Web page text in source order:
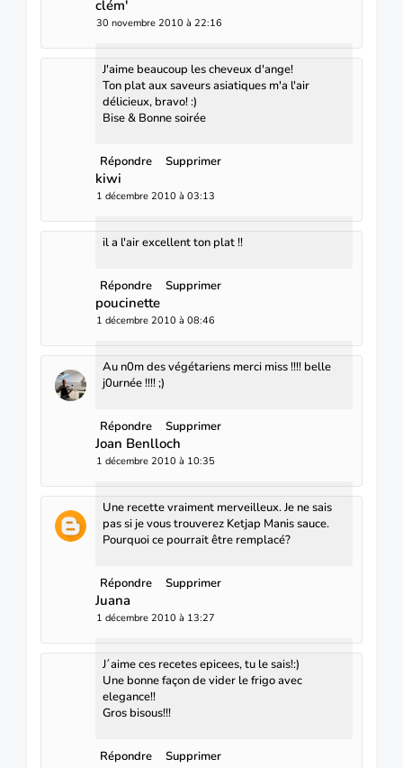
clém'
30 novembre 2010 à 22:16
J'aime beaucoup les cheveux d'ange!
Ton plat aux saveurs asiatiques m'a l'air
délicieux, bravo! :)
Bise & Bonne soirée
Répondre Supprimer
kiwi
1 décembre 2010 à 03:13
il a l'air excellent ton plat !!
Répondre Supprimer
poucinette
1 décembre 2010 à 08:46
Au n0m des végétariens merci miss !!!! belle
j0urnée !!!! ;)
Répondre Supprimer
Joan Benlloch
1 décembre 2010 à 10:35
Une recette vraiment merveilleux. Je ne sais
pas si je vous trouverez Ketjap Manis sauce.
Pourquoi ce pourrait être remplacé?
Répondre Supprimer
Juana
1 décembre 2010 à 13:27
J´aime ces recetes epicees, tu le sais!:)
Une bonne façon de vider le frigo avec
elegance!!
Gros bisous!!!
Répondre Supprimer